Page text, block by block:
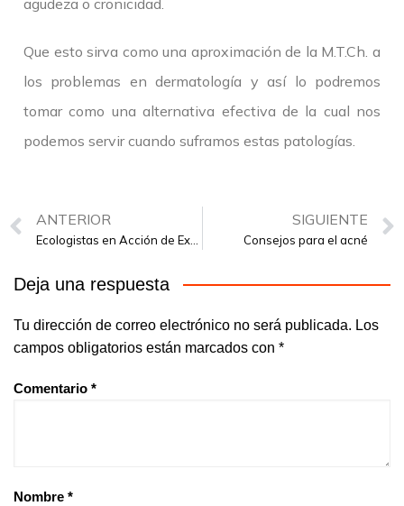
agudeza o cronicidad.
Que esto sirva como una aproximación de la M.T.Ch. a
los problemas en dermatología y así lo podremos
tomar como una alternativa efectiva de la cual nos
podemos servir cuando suframos estas patologías.
ANTERIOR SIGUIENTE
Consejos para el acné
Deja una respuesta
Tu dirección de correo electrónico no será publicada. Los
campos obligatorios están marcados con *
Comentario *
Nombre *